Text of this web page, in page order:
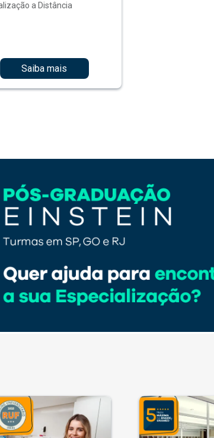
a Distância
Saiba mais